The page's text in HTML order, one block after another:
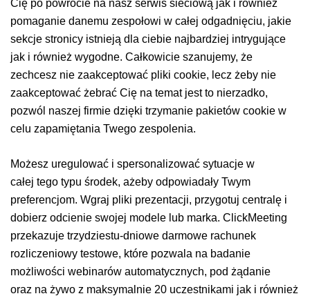
Cię po powrocie na nasz serwis sieciową jak i również
pomaganie danemu zespołowi w całej odgadnięciu, jakie
sekcje stronicy istnieją dla ciebie najbardziej intrygujące
jak i również wygodne. Całkowicie szanujemy, że
zechcesz nie zaakceptować pliki cookie, lecz żeby nie
zaakceptować żebrać Cię na temat jest to nierzadko,
pozwól naszej firmie dzięki trzymanie pakietów cookie w
celu zapamiętania Twego zespolenia.
Możesz uregulować i spersonalizować sytuacje w
całej tego typu środek, ażeby odpowiadały Twym
preferencjom. Wgraj pliki prezentacji, przygotuj centralę i
dobierz odcienie swojej modele lub marka. ClickMeeting
przekazuje trzydziestu-dniowe darmowe rachunek
rozliczeniowy testowe, które pozwala na badanie
możliwości webinarów automatycznych, pod żądanie
oraz na żywo z maksymalnie 20 uczestnikami jak i również